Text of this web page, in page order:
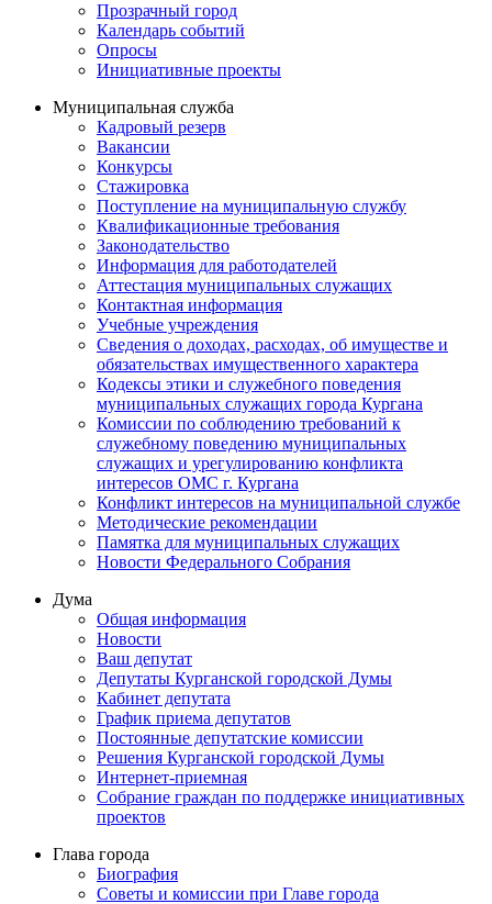
Прозрачный город
Календарь событий
Опросы
Инициативные проекты
Муниципальная служба
Кадровый резерв
Вакансии
Конкурсы
Стажировка
Поступление на муниципальную службу
Квалификационные требования
Законодательство
Информация для работодателей
Аттестация муниципальных служащих
Контактная информация
Учебные учреждения
Сведения о доходах, расходах, об имуществе и
обязательствах имущественного характера
Кодексы этики и служебного поведения
муниципальных служащих города Кургана
Комиссии по соблюдению требований к
служебному поведению муниципальных
служащих и урегулированию конфликта
интересов ОМС г. Кургана
Конфликт интересов на муниципальной службе
Методические рекомендации
Памятка для муниципальных служащих
Новости Федерального Cобрания
Дума
Общая информация
Новости
Ваш депутат
Депутаты Курганской городской Думы
Кабинет депутата
График приема депутатов
Постоянные депутатские комиссии
Решения Курганской городской Думы
Интернет-приемная
Собрание граждан по поддержке инициативных
проектов
Глава города
Биография
Советы и комиссии при Главе города